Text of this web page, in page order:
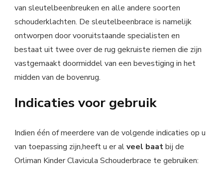
van sleutelbeenbreuken en alle andere soorten
schouderklachten. De sleutelbeenbrace is namelijk
ontworpen door vooruitstaande specialisten en
bestaat uit twee over de rug gekruiste riemen die zijn
vastgemaakt doormiddel van een bevestiging in het
midden van de bovenrug.
Indicaties voor gebruik
Indien één of meerdere van de volgende indicaties op u
van toepassing zijn,heeft u er alveel baatbij de
Orliman Kinder Clavicula Schouderbrace te gebruiken: